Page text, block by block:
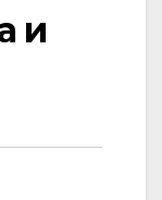
и